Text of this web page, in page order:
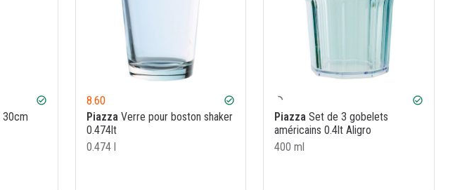
check_circle
30cm
8.60 check_circle
PiazzaVerre pour boston shaker
0.474lt
0.474 l
check_circle
Piazza Set de 3 gobelets
américains 0.4lt Aligro
400 ml